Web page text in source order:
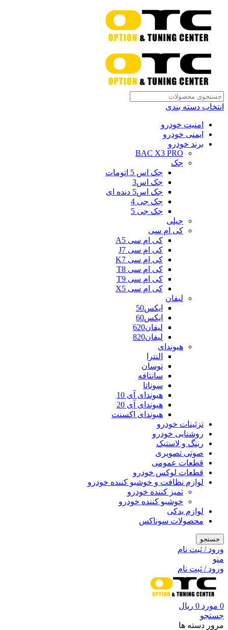
انتخاب دسته بندی
امنیت خودرو
ایمنی خودرو
برند خودرو
BAC X3 PRO
جک
جک اس 5 اتومات
جک اس3
جک اس5 دنده ای
جک جی 4
جک جی 5
جیلی
کی ام سی
کی ام سی A5
کی ام سی J7
کی ام سی K7
کی ام سی T8
کی ام سی T9
کی ام سی X5
لیفان
ایکس50
ایکس60
لیفان620
لیفان820
هیوندای
النترا
توسان
سانتافه
سوناتا
هیوندای آی 10
هیوندای آی 20
هیوندای اکسنت
تزئینات خودرو
روشنایی خودرو
رینگ و لاستیک
صوتی تصویری
قطعات عمومی
قطعات لوکس خودرو
لوازم نظافت و خوشبو کننده خودرو
تمیز کننده خودرو
خوشبو کننده خودرو
لوازم یدکی
محصولات سوناکس
جستجو
ورود / ثبت نام
منو
ورود / ثبت نام
0 مورد 0 ریال
جستجو
مرور دسته ها